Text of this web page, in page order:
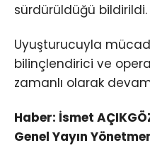
sürdürüldüğü bildirildi.
Uyuşturucuyla
bilinçlendirici ve
zamanlı olarak
Haber: İsmet
Genel Yayın